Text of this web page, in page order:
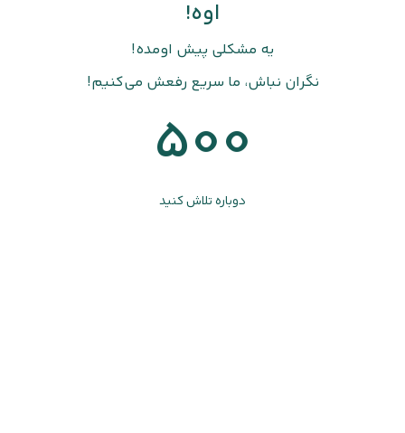
اوه!
یه مشکلی پیش اومده!
نگران نباش، ما سریع رفعش می‌کنیم!
500
دوباره تلاش کنید